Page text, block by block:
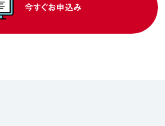
今すぐお申込み